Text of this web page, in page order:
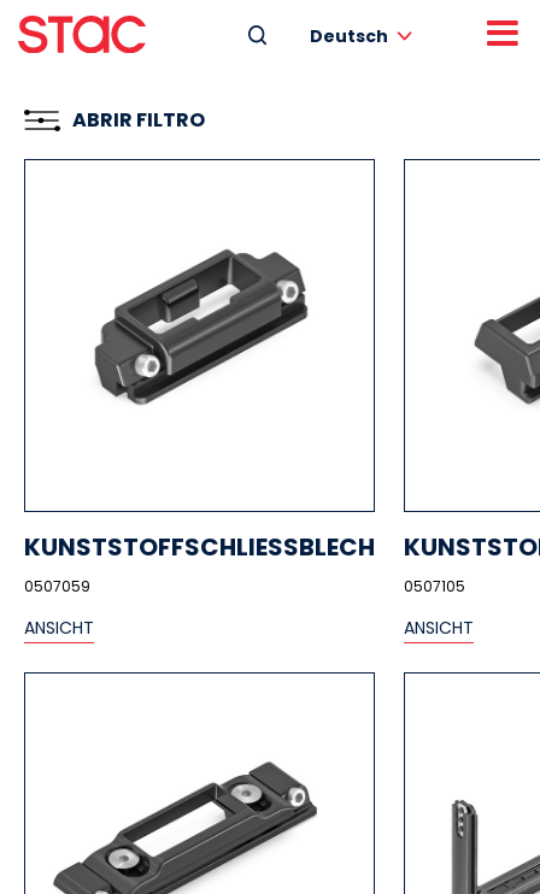
Deutsch
ABRIR FILTRO
KUNSTSTOFFSCHLIESSBLECH
0507059
ANSICHT
0507105
ANSICHT